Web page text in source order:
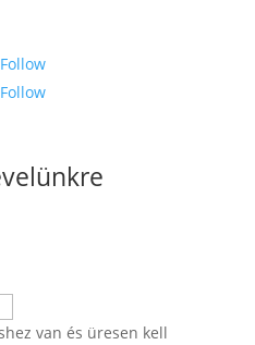
Follow
Follow
van és üresen kell